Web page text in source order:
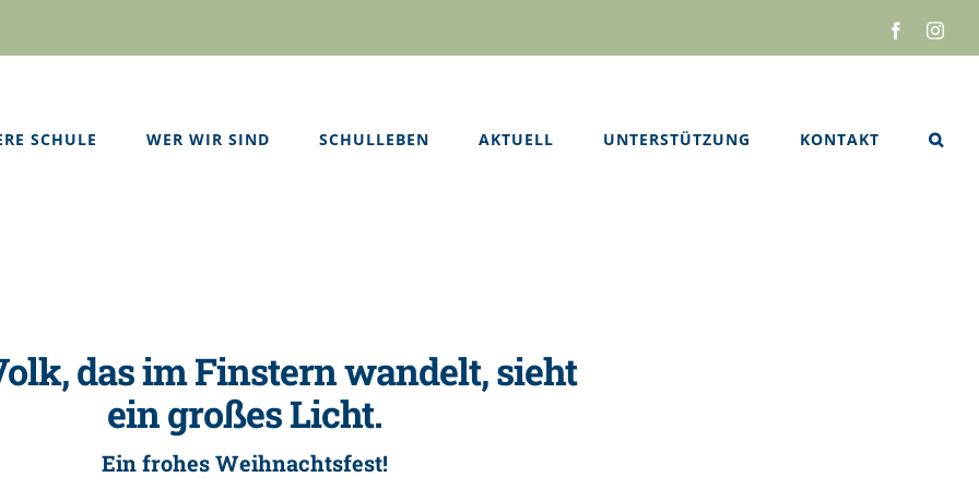
Facebook
SCHULE WER WIR SIND SCHULLEBEN AKTUELL UNTERSTÜTZUNG KONTAKT
das im Finstern wandelt, sieht
ein großes Licht.
Ein frohes Weihnachtsfest!